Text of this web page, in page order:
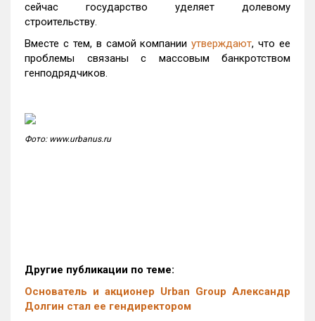
сейчас государство уделяет долевому
строительству.
Вместе с тем, в самой компанииутверждают, что ее
проблемы связаны с массовым банкротством
генподрядчиков.
Фото: www.urbanus.ru
Другие публикации по теме:
Основатель и акционер Urban Group Александр
Долгин стал ее гендиректором